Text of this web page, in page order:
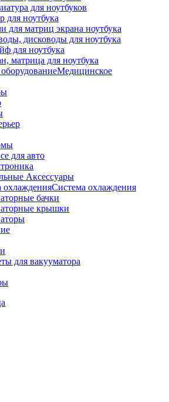
для ноутбуков
для ноутбука
для матриц экрана ноутбука
дисководы для ноутбука
для ноутбука
матрица для ноутбука
Медицинское
для авто
Аксессуары
Система охлаждения
бачки
крышки
для вакууматора